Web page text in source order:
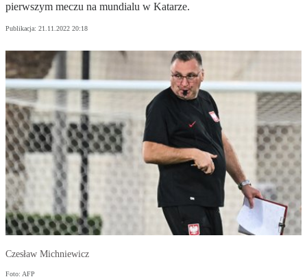
pierwszym meczu na mundialu w Katarze.
Publikacja: 21.11.2022 20:18
Czesław Michniewicz
Foto: AFP